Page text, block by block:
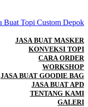
JASA BUAT MASKER
KONVEKSI TOPI
CARA ORDER
WORKSHOP
JASA BUAT GOODIE BAG
JASA BUAT APD
TENTANG KAMI
GALERI